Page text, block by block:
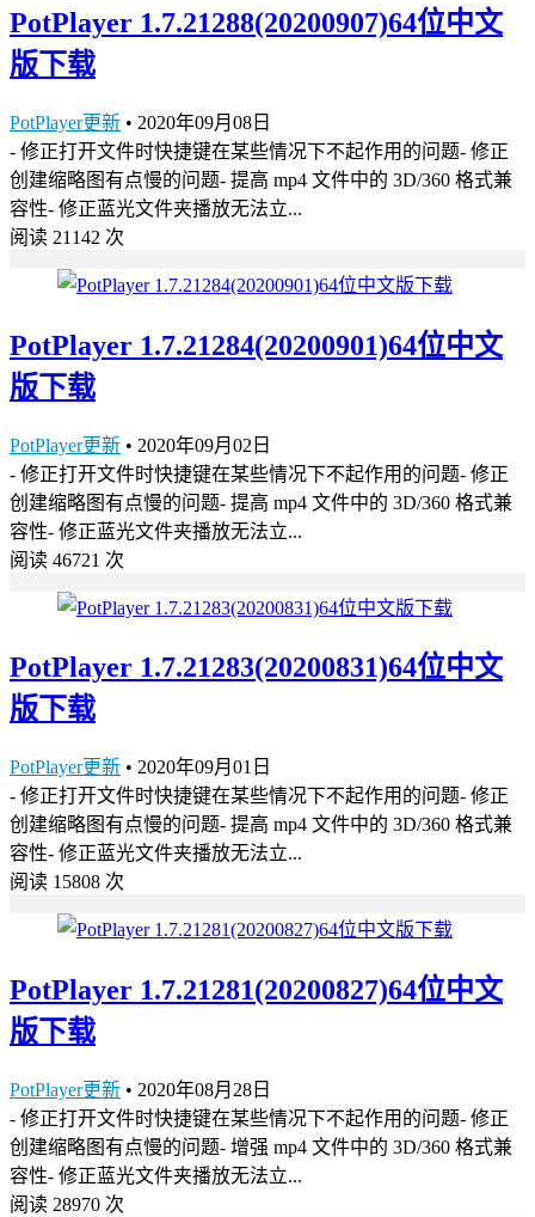
PotPlayer 1.7.21288(20200907)64位中文
版下载
PotPlayer更新 • 2020年09月08日
- 修正打开文件时快捷键在某些情况下不起作用的问题- 修正
创建缩略图有点慢的问题- 提高 mp4 文件中的 3D/360 格式兼
容性- 修正蓝光文件夹播放无法立...
阅读 21142 次
PotPlayer 1.7.21284(20200901)64位中文
版下载
PotPlayer更新 • 2020年09月02日
- 修正打开文件时快捷键在某些情况下不起作用的问题- 修正
创建缩略图有点慢的问题- 提高 mp4 文件中的 3D/360 格式兼
容性- 修正蓝光文件夹播放无法立...
阅读 46721 次
PotPlayer 1.7.21283(20200831)64位中文
版下载
PotPlayer更新 • 2020年09月01日
- 修正打开文件时快捷键在某些情况下不起作用的问题- 修正
创建缩略图有点慢的问题- 提高 mp4 文件中的 3D/360 格式兼
容性- 修正蓝光文件夹播放无法立...
阅读 15808 次
PotPlayer 1.7.21281(20200827)64位中文
版下载
PotPlayer更新 • 2020年08月28日
- 修正打开文件时快捷键在某些情况下不起作用的问题- 修正
创建缩略图有点慢的问题- 增强 mp4 文件中的 3D/360 格式兼
容性- 修正蓝光文件夹播放无法立...
阅读 28970 次